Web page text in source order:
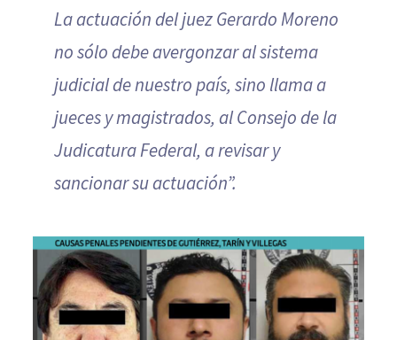
La actuación del juez Gerardo Moreno
no sólo debe avergonzar al sistema
judicial de nuestro país, sino llama a
jueces y magistrados, al Consejo de la
Judicatura Federal, a revisar y
sancionar su actuación”.